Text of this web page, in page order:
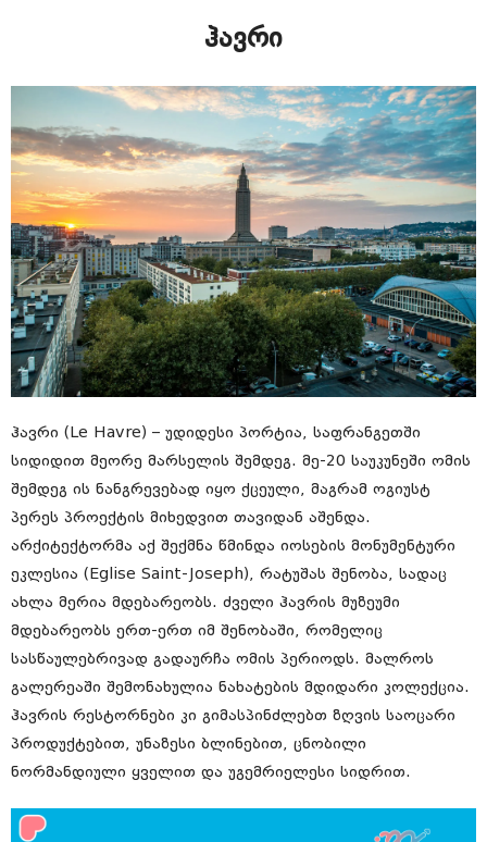
ჰავრი
ჰავრი (Le Havre) – უდიდესი პორტია, საფრანგეთში
სიდიდით მეორე მარსელის შემდეგ. მე-20 საუკუნეში ომის
შემდეგ ის ნანგრევებად იყო ქცეული, მაგრამ ოგიუსტ
პერეს პროექტის მიხედვით თავიდან აშენდა.
არქიტექტორმა აქ შექმნა წმინდა იოსების მონუმენტური
ეკლესია (Eglise Saint-Joseph), რატუშას შენობა, სადაც
ახლა მერია მდებარეობს. ძველი ჰავრის მუზეუმი
მდებარეობს ერთ-ერთ იმ შენობაში, რომელიც
სასწაულებრივად გადაურჩა ომის პერიოდს. მალროს
გალერეაში შემონახულია ნახატების მდიდარი კოლექცია.
ჰავრის რესტორნები კი გიმასპინძლებთ ზღვის საოცარი
პროდუქტებით, უნაზესი ბლინებით, ცნობილი
ნორმანდიული ყველით და უგემრიელესი სიდრით.